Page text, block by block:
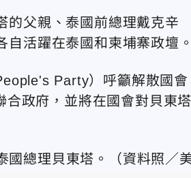
的父親、泰國前總理戴克辛
活躍在泰國和柬埔寨政壇。
Party）呼籲解散國會
政府，並將在國會對貝東塔